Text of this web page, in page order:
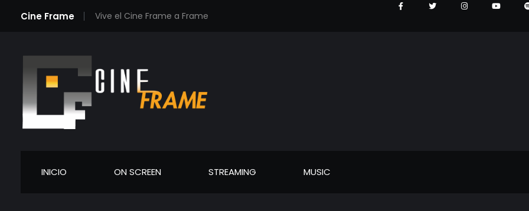
Cine Frame Vive el Cine Frame a Frame
INICIO ON SCREEN STREAMING MUSIC